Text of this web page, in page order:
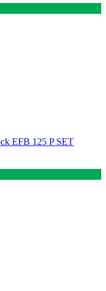
EFB 125 P SET